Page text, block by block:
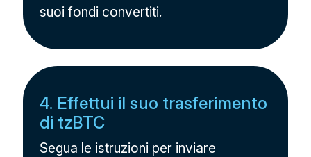
suoi fondi convertiti.
4. Effettui il suo trasferimento
di tzBTC
Segua le istruzioni per inviare